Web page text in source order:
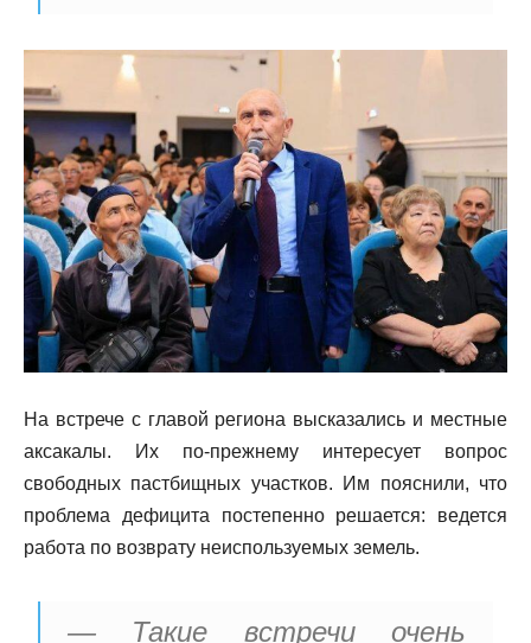
На встрече с главой региона высказались и местные
аксакалы. Их по-прежнему интересует вопрос
свободных пастбищных участков. Им пояснили, что
проблема дефицита постепенно решается: ведется
работа по возврату неиспользуемых земель.
— Такие встречи очень